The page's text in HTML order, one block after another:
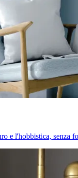
e l'hobbistica, senza